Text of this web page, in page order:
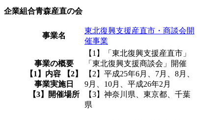
企業組合青森産直の会
事業名
東北復興支援産直市・商談会開
催事業
事業の概要
【1】内容 【2】
事業実施日
【3】開催場所
【1】「東北復興支援産直市」
「東北復興支援商談会」開催
【2】平成25年6月、7月、8月、
9月、10月、平成26年2月
【3】神奈川県、東京都、千葉
県